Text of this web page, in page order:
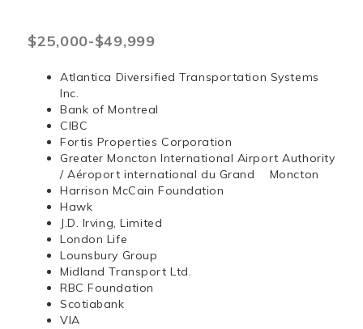
$25,000-$49,999
Atlantica Diversified Transportation Systems
Inc.
Bank of Montreal
CIBC
Fortis Properties Corporation
Greater Moncton International Airport Authority
/ Aéroport international du Grand Moncton
Harrison McCain Foundation
Hawk
J.D. Irving, Limited
London Life
Lounsbury Group
Midland Transport Ltd.
RBC Foundation
Scotiabank
VIA